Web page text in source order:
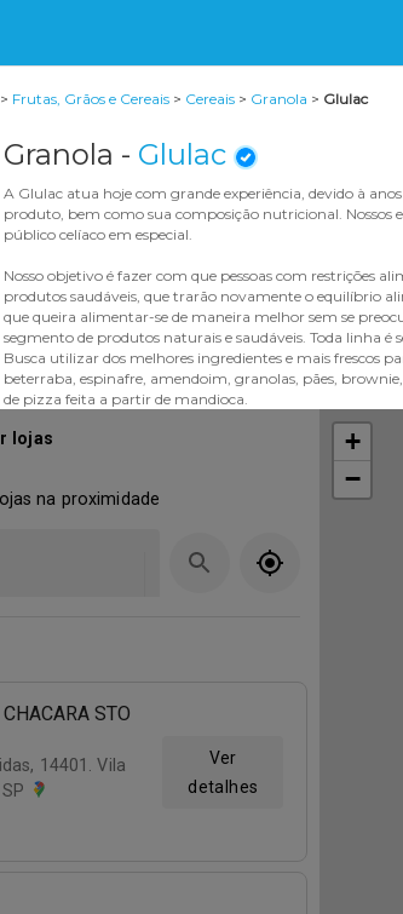
> Frutas, Grãos e Cereais > Cereais > Granola > Glulac
Granola - Glulac
A Glulac atua hoje com grande experiência, devido à
produto, bem como sua composição nutricional.
público celíaco em especial.
Nosso objetivo é fazer com que pessoas com restrições
produtos saudáveis, que trarão novamente o equilíbrio
que queira alimentar-se de maneira melhor sem se
segmento de produtos naturais e saudáveis. Toda linha
Busca utilizar dos melhores ingredientes e mais frescos
beterraba, espinafre, amendoim, granolas, pães,
de pizza feita a partir de mandioca.